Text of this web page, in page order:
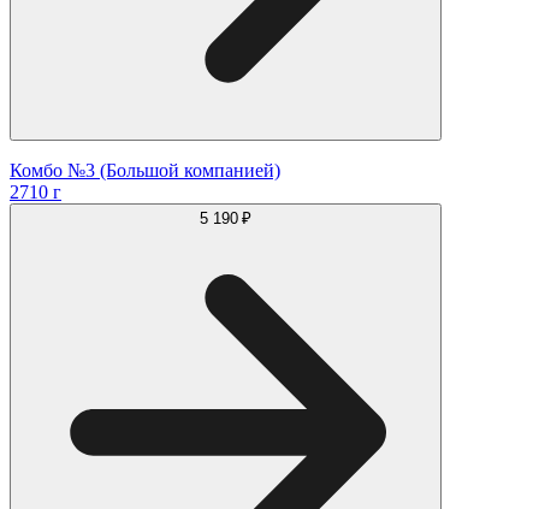
Комбо №3 (Большой компанией)
2710 г
5 190 ₽